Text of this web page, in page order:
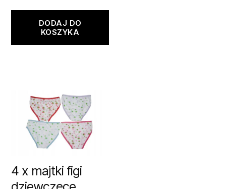
DODAJ DO
KOSZYKA
4 x majtki figi